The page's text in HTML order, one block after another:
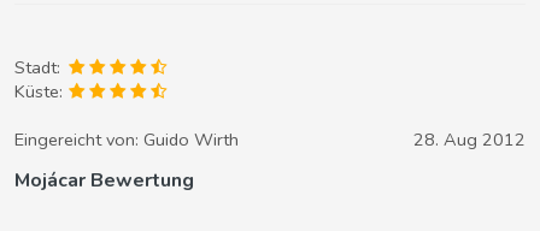
Stadt:
Küste:
Eingereicht von: Guido Wirth 28. Aug 2012
Mojácar Bewertung